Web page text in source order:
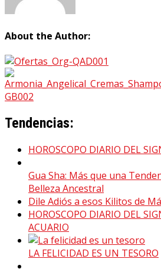
About the Author:
Tendencias:
HOROSCOPO DIARIO DEL
Gua Sha: Más que una
Belleza Ancestral
Dile Adiós a esos Kilitos de
HOROSCOPO DIARIO DEL
ACUARIO
LA FELICIDAD ES UN TESORO